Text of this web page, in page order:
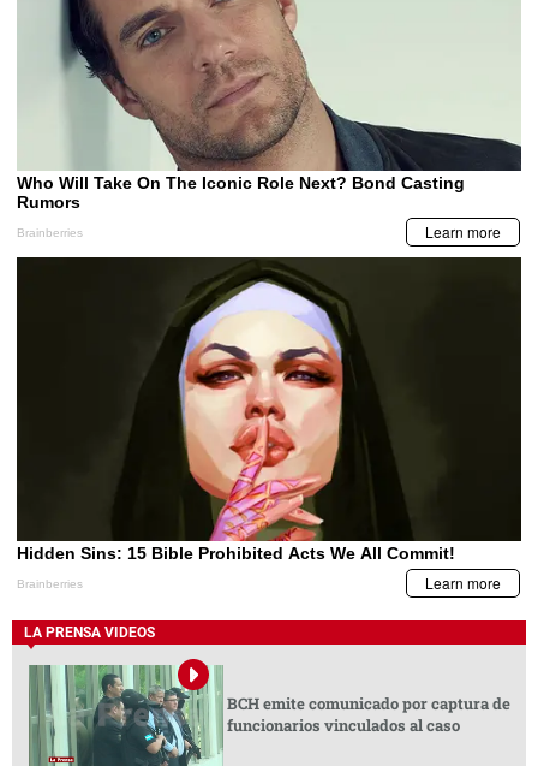
LA PRENSA VIDEOS
BCH emite comunicado por captura de
funcionarios vinculados al caso